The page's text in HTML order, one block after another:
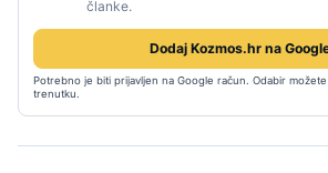
članke.
Dodaj Kozmos.hr na
Potrebno je biti prijavljen na Google račun. Odabir
trenutku.